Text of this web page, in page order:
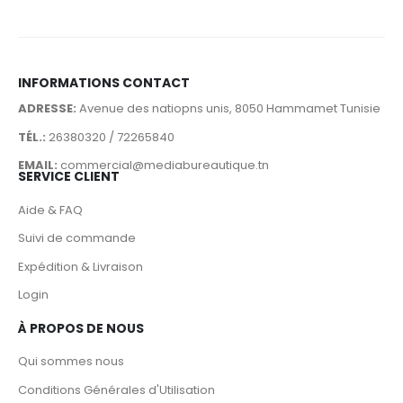
INFORMATIONS CONTACT
ADRESSE: Avenue des natiopns unis, 8050 Hammamet Tunisie
TÉL.: 26380320 / 72265840
EMAIL: commercial@mediabureautique.tn
SERVICE CLIENT
Aide & FAQ
Suivi de commande
Expédition & Livraison
Login
À PROPOS DE NOUS
Qui sommes nous
Conditions Générales d'Utilisation